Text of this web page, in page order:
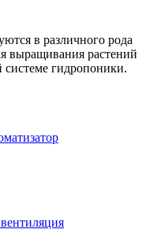
в различного рода
выращивания растений
гидропоники.